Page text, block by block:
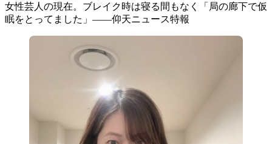
女性芸人の現在。ブレイク時は寝る間もなく「局の廊下で仮
眠をとってました」――仰天ニュース特報